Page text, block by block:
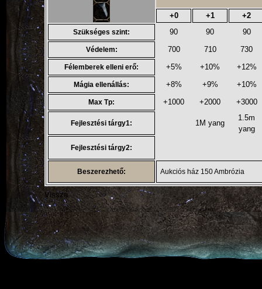
+0 +1 +2
Szükséges szint: 90 90 90
Védelem: 700 710 730
Félemberek elleni erő: +5% +10% +12%
Mágia ellenállás: +8% +9% +10%
Max Tp: +1000 +2000 +3000
Fejlesztési tárgy1: 1M yang
1.5m
yang
Fejlesztési tárgy2:
Beszerezhető: Aukciós ház 150 Ambrózia
Vissza